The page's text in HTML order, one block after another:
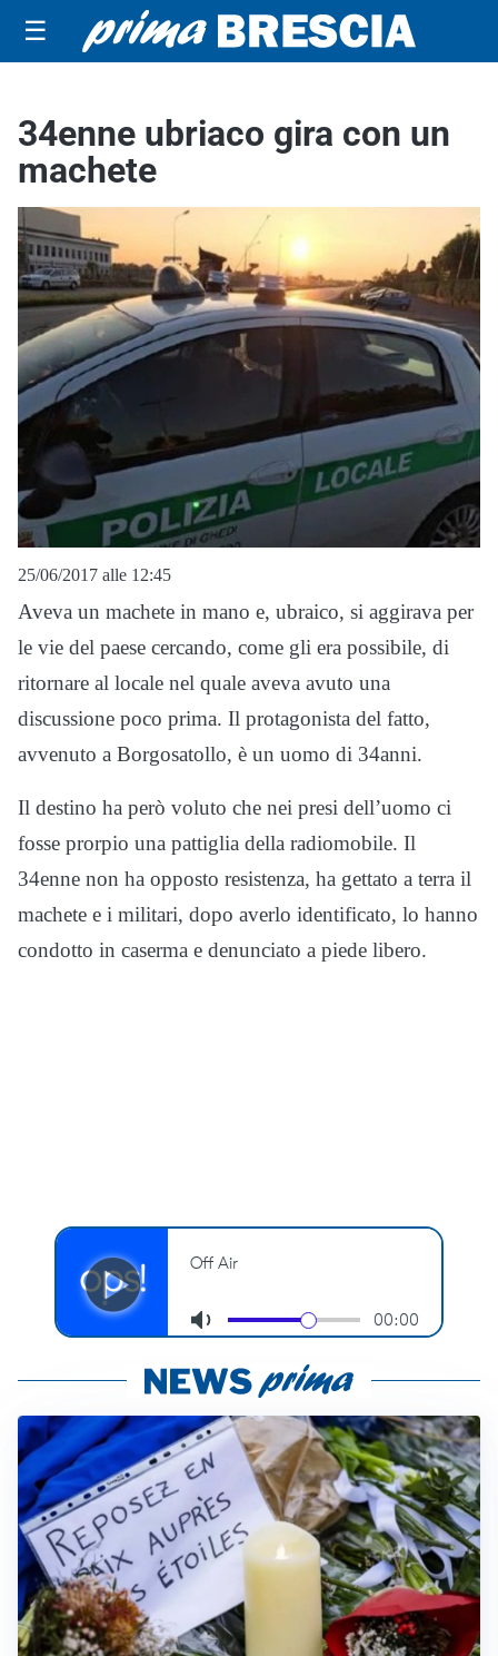
☰
34enne ubriaco gira con un
machete
25/06/2017 alle 12:45
Aveva un machete in mano e, ubraico, si aggirava per
le vie del paese cercando, come gli era possibile, di
ritornare al locale nel quale aveva avuto una
discussione poco prima. Il protagonista del fatto,
avvenuto a Borgosatollo, è un uomo di 34anni.
Il destino ha però voluto che nei presi dell’uomo ci
fosse prorpio una pattiglia della radiomobile. Il
34enne non ha opposto resistenza, ha gettato a terra il
machete e i militari, dopo averlo identificato, lo hanno
condotto in caserma e denunciato a piede libero.